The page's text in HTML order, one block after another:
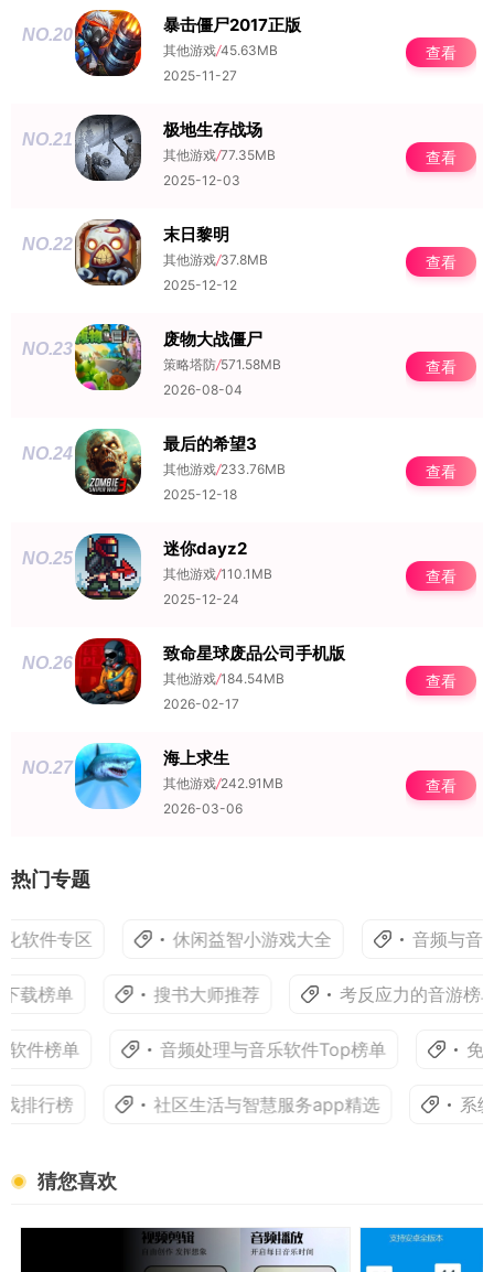
NO.20 暴击僵尸2017正版
其他游戏/45.63MB
2025-11-27
查看
NO.21 极地生存战场
其他游戏/77.35MB
2025-12-03
查看
NO.22 末日黎明
其他游戏/37.8MB
2025-12-12
查看
NO.23 废物大战僵尸
策略塔防/571.58MB
2026-08-04
查看
NO.24 最后的希望3
其他游戏/233.76MB
2025-12-18
查看
NO.25 迷你dayz2
其他游戏/110.1MB
2025-12-24
查看
NO.26 致命星球废品公司手机版
其他游戏/184.54MB
2026-02-17
查看
NO.27 海上求生
其他游戏/242.91MB
2026-03-06
查看
热门专题
件专区 休闲益智小游戏大全 音频与音乐
载榜单 搜书大师推荐 考反应力的音游榜单
件榜单 音频处理与音乐软件Top榜单 免费
排行榜 社区生活与智慧服务app精选 系统
猜您喜欢